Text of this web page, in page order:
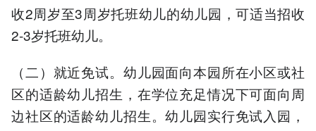
收2周岁至3周岁托班幼儿的幼儿园，可适当招收
2-3岁托班幼儿。
（二）就近免试。幼儿园面向本园所在小区或社
区的适龄幼儿招生，在学位充足情况下可面向周
边社区的适龄幼儿招生。幼儿园实行免试入园，